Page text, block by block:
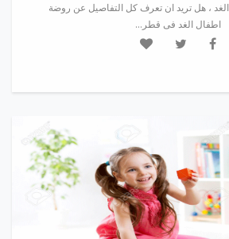
، هل تريد ان تعرف كل التفاصيل عن روضة
اطفال الغد فى قطر...